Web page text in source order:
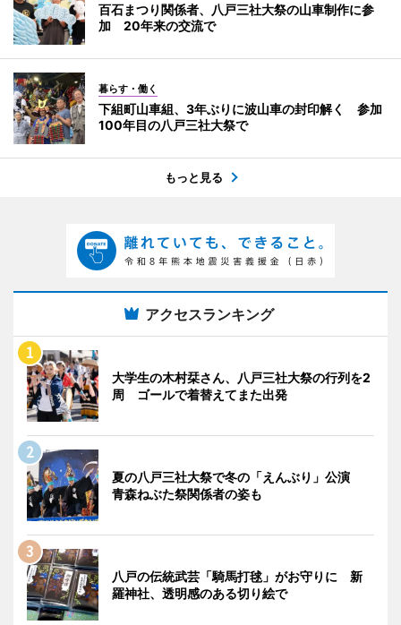
百石まつり関係者、八戸三社大祭の山車制作に参
加 20年来の交流で
暮らす・働く
下組町山車組、3年ぶりに波山車の封印解く 参加
100年目の八戸三社大祭で
もっと見る
アクセスランキング
大学生の木村栞さん、八戸三社大祭の行列を2
周 ゴールで着替えてまた出発
夏の八戸三社大祭で冬の「えんぶり」公演
青森ねぶた祭関係者の姿も
八戸の伝統武芸「騎馬打毬」がお守りに 新
羅神社、透明感のある切り絵で